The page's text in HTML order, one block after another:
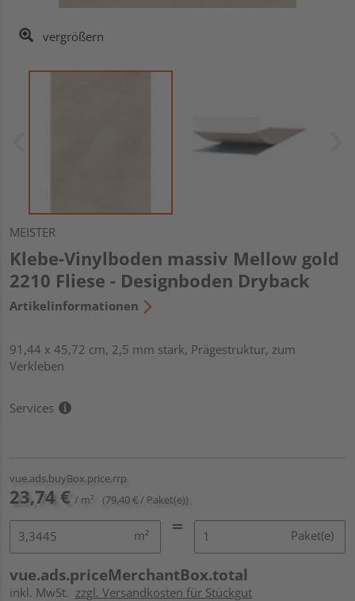
vergrößern
MEISTER
Klebe-Vinylboden massiv Mellow gold
2210 Fliese - Designboden Dryback
Artikelinformationen
91,44 x 45,72 cm, 2,5 mm stark, Prägestruktur, zum
Verkleben
Services
vue.ads.buyBox.price.rrp
23,74 € / m² (79,40 € / Paket(e))
m² Paket(e)
vue.ads.priceMerchantBox.total
inkl. MwSt. zzgl. Versandkosten für Stückgut